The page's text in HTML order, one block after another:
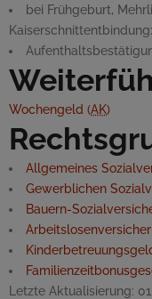
bei Frühgeburt,
Wochengeld (AK)
Allgemeines
Gewerblichen
Bauern-
Letzte Aktualisierung: